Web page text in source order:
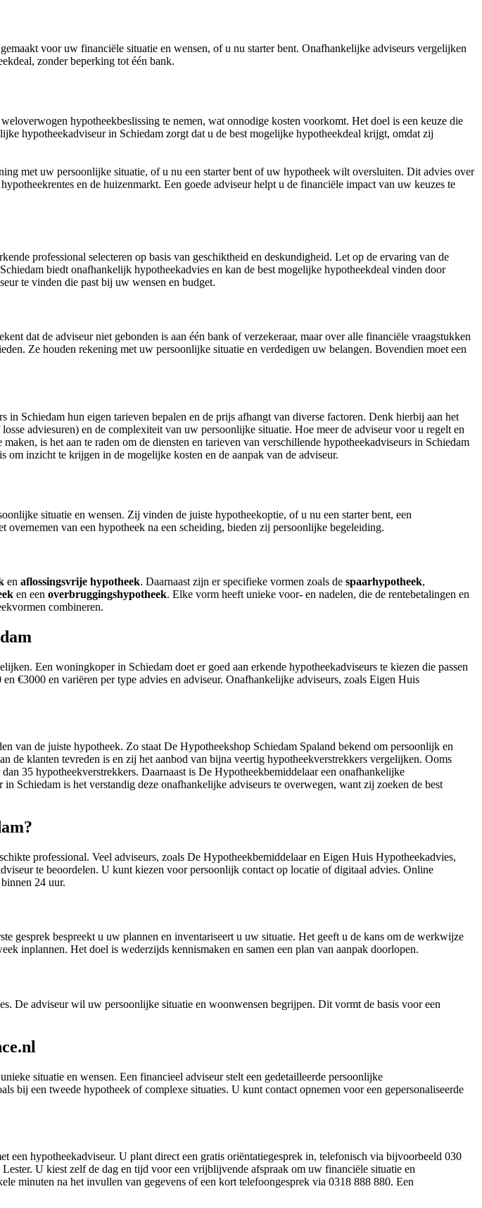
voor uw financiële situatie en wensen, of u nu starter bent. Onafhankelijke adviseurs vergelijken
zonder beperking tot één bank.
hypotheekbeslissing te nemen, wat onnodige kosten voorkomt. Het doel is een keuze die
hypotheekadviseur in Schiedam zorgt dat u de best mogelijke hypotheekdeal krijgt, omdat zij
met uw persoonlijke situatie, of u nu een starter bent of uw hypotheek wilt oversluiten. Dit advies over
en de huizenmarkt. Een goede adviseur helpt u de financiële impact van uw keuzes te
professional selecteren op basis van geschiktheid en deskundigheid. Let op de ervaring van de
biedt onafhankelijk hypotheekadvies en kan de best mogelijke hypotheekdeal vinden door
te vinden die past bij uw wensen en budget.
dat de adviseur niet gebonden is aan één bank of verzekeraar, maar over alle financiële vraagstukken
Ze houden rekening met uw persoonlijke situatie en verdedigen uw belangen. Bovendien moet een
Schiedam hun eigen tarieven bepalen en de prijs afhangt van diverse factoren. Denk hierbij aan het
adviesuren) en de complexiteit van uw persoonlijke situatie. Hoe meer de adviseur voor u regelt en
is het aan te raden om de diensten en tarieven van verschillende hypotheekadviseurs in Schiedam
om inzicht te krijgen in de mogelijke kosten en de aanpak van de adviseur.
situatie en wensen. Zij vinden de juiste hypotheekoptie, of u nu een starter bent, een
van een hypotheek na een scheiding, bieden zij persoonlijke begeleiding.
en aflossingsvrije hypotheek. Daarnaast zijn er specifieke vormen zoals de spaarhypotheek,
en een overbruggingshypotheek. Elke vorm heeft unieke voor- en nadelen, die de rentebetalingen en
combineren.
Een woningkoper in Schiedam doet er goed aan erkende hypotheekadviseurs te kiezen die passen
€3000 en variëren per type advies en adviseur. Onafhankelijke adviseurs, zoals Eigen Huis
van de juiste hypotheek. Zo staat De Hypotheekshop Schiedam Spaland bekend om persoonlijk en
klanten tevreden is en zij het aanbod van bijna veertig hypotheekverstrekkers vergelijken. Ooms
35 hypotheekverstrekkers. Daarnaast is De Hypotheekbemiddelaar een onafhankelijke
Schiedam is het verstandig deze onafhankelijke adviseurs te overwegen, want zij zoeken de best
professional. Veel adviseurs, zoals De Hypotheekbemiddelaar en Eigen Huis Hypotheekadvies,
te beoordelen. U kunt kiezen voor persoonlijk contact op locatie of digitaal advies. Online
24 uur.
gesprek bespreekt u uw plannen en inventariseert u uw situatie. Het geeft u de kans om de werkwijze
inplannen. Het doel is wederzijds kennismaken en samen een plan van aanpak doorlopen.
De adviseur wil uw persoonlijke situatie en woonwensen begrijpen. Dit vormt de basis voor een
situatie en wensen. Een financieel adviseur stelt een gedetailleerde persoonlijke
bij een tweede hypotheek of complexe situaties. U kunt contact opnemen voor een gepersonaliseerde
hypotheekadviseur. U plant direct een gratis oriëntatiegesprek in, telefonisch via bijvoorbeeld 030
U kiest zelf de dag en tijd voor een vrijblijvende afspraak om uw financiële situatie en
minuten na het invullen van gegevens of een kort telefoongesprek via 0318 888 880. Een